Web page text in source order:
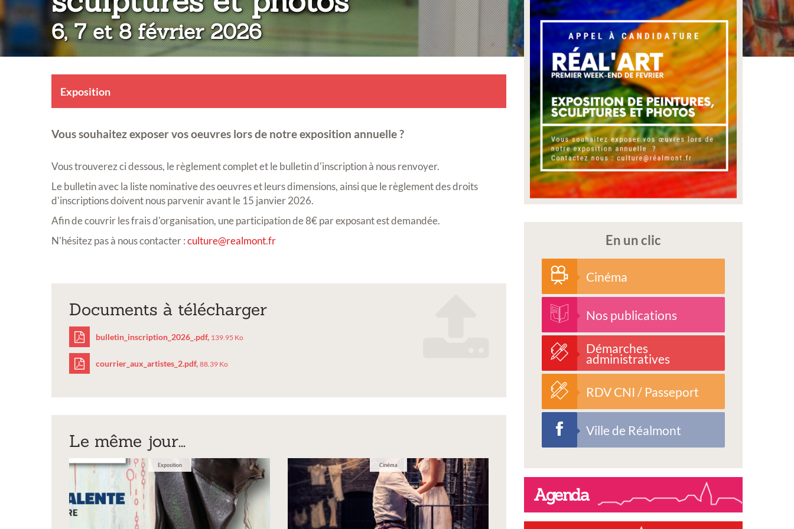
6, 7 et 8 février 2026
Exposition
Vous souhaitez exposer vos oeuvres lors de notre exposition annuelle ?
Vous trouverez ci dessous, le règlement complet et le bulletin d'inscription à nous renvoyer.
Le bulletin avec la liste nominative des oeuvres et leurs dimensions, ainsi que le règlement des droits
d'inscriptions doivent nous parvenir avant le 15 janvier 2026.
Afin de couvrir les frais d'organisation, une participation de 8€ par exposant est demandée.
N'hésitez pas à nous contacter :culture@realmont.fr
Documents à télécharger
bulletin_inscription_2026_.pdf
bulletin_inscription_2026_.pdf, 139.95 Ko
courrier_aux_artistes_2.pdf
courrier_aux_artistes_2.pdf, 88.39 Ko
Le même jour...
Exposition Cinéma
En un clic
Cinéma
Nos publications
Démarches
administratives
RDV CNI / Passeport
Ville de Réalmont
Agenda